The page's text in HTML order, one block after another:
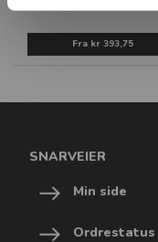
2172
Fra kr 393,75
SNARVEIER
Min side
Ordrestatus